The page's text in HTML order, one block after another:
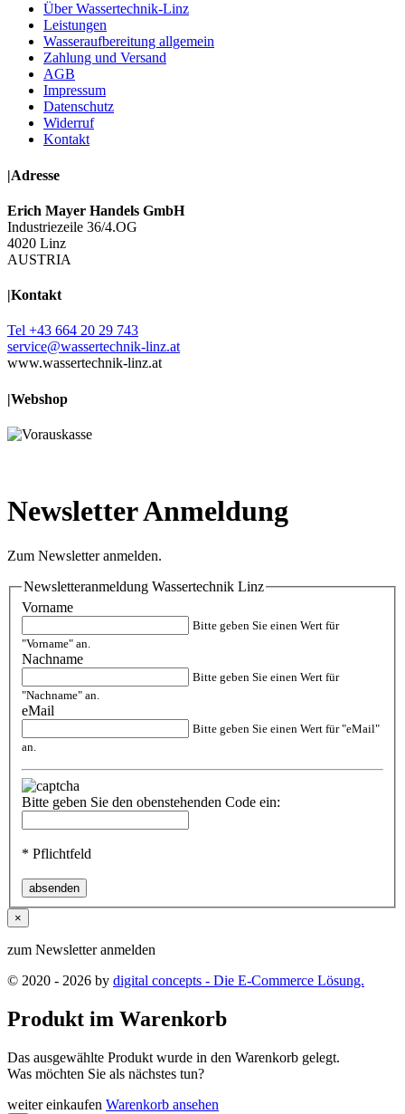
Über Wassertechnik-Linz
Leistungen
Wasseraufbereitung allgemein
Zahlung und Versand
AGB
Impressum
Datenschutz
Widerruf
Kontakt
|Adresse
Erich Mayer Handels GmbH
Industriezeile 36/4.OG
4020 Linz
AUSTRIA
|Kontakt
Tel +43 664 20 29 743
service@wassertechnik-linz.at
www.wassertechnik-linz.at
|Webshop
Newsletter Anmeldung
Zum Newsletter anmelden.
Newsletteranmeldung Wassertechnik Linz
Vorname
Bitte geben Sie einen Wert für
"Vorname" an.
Nachname
Bitte geben Sie einen Wert für
"Nachname" an.
eMail
Bitte geben Sie einen Wert für "eMail"
an.
Bitte geben Sie den obenstehenden Code ein:
* Pflichtfeld
absenden
×
zum Newsletter anmelden
© 2020 - 2026 by digital concepts - Die E-Commerce Lösung.
Produkt im Warenkorb
Das ausgewählte Produkt wurde in den Warenkorb gelegt.
Was möchten Sie als nächstes tun?
weiter einkaufen Warenkorb ansehen